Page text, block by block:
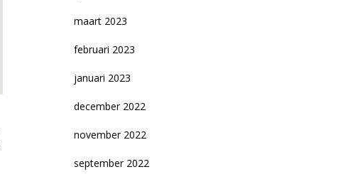
maart 2023
februari 2023
januari 2023
december 2022
november 2022
september 2022